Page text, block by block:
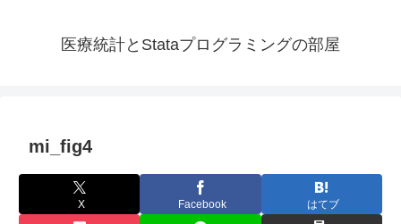
医療統計とStataプログラミングの部屋
mi_fig4
X Facebook はてブ